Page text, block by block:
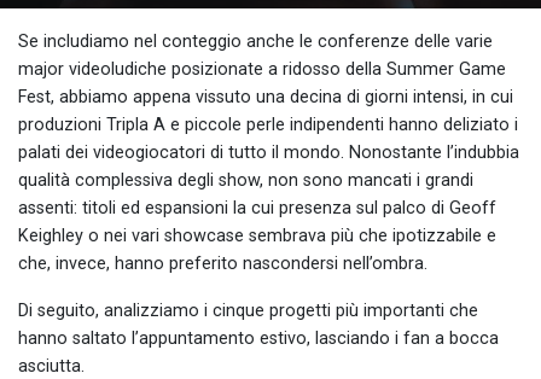
Se includiamo nel conteggio anche le conferenze delle varie
major videoludiche posizionate a ridosso della Summer Game
Fest, abbiamo appena vissuto una decina di giorni intensi, in cui
produzioni Tripla A e piccole perle indipendenti hanno deliziato i
palati dei videogiocatori di tutto il mondo. Nonostante l’indubbia
qualità complessiva degli show, non sono mancati i grandi
assenti: titoli ed espansioni la cui presenza sul palco di Geoff
Keighley o nei vari showcase sembrava più che ipotizzabile e
che, invece, hanno preferito nascondersi nell’ombra.
Di seguito, analizziamo i cinque progetti più importanti che
hanno saltato l’appuntamento estivo, lasciando i fan a bocca
asciutta.